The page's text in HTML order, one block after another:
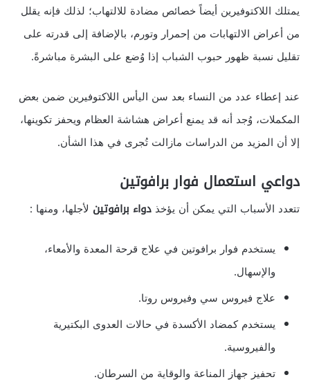
يمتلك اللاكتوفيرين أيضاً خصائص مضادة للالتهاب؛ لذلك فإنه يقلل
من أعراض الالتهابات من إحمرار وتورم، بالإضافة إلى قدرته على
تقليل نسبة ظهور حبوب الشباب إذا وُضع على البشرة مباشرةً.
عند إعطاء عدد من النساء بعد سن اليأس اللاكتوفيرين ضمن بعض
المكملات، وُجد أنه قد يمنع أعراض هشاشة العظام ويحفز تكوينها،
إلا أن المزيد من الدراسات مازالت تُجرى في هذا الشأن.
دواعي استعمال فوار برافوتين
تتعدد الأسباب التي يمكن أن يؤخذ دواء برافوتين لأجلها، ومنها :
يستخدم فوار برافوتين في علاج قرحة المعدة والأمعاء،
والإسهال.
علاج فيروس سي وفيروس روتا.
يستخدم كمضاد الأكسدة في حالات العدوى البكتيرية
والفيروسية.
تحفيز جهاز المناعة والوقاية من السرطان.